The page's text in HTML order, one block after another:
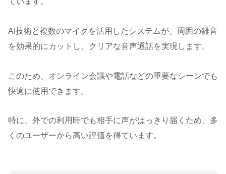
AI技術と複数のマイクを活用したシステムが、周囲の雑音
を効果的にカットし、クリアな音声通話を実現します。
このため、オンライン会議や電話などの重要なシーンでも
快適に使用できます。
特に、外での利用時でも相手に声がはっきり届くため、多
くのユーザーから高い評価を得ています。